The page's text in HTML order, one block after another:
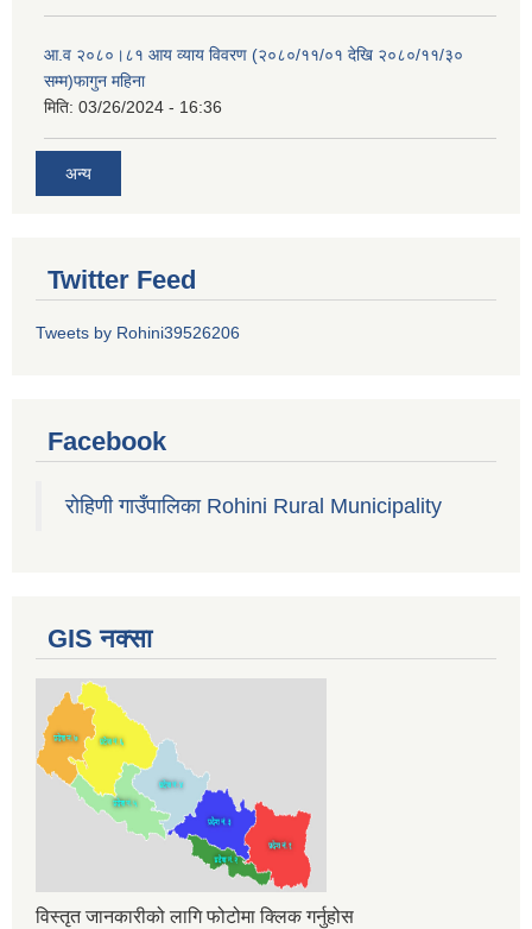
आ.व २०८०।८१ आय व्याय विवरण (२०८०/११/०१ देखि २०८०/११/३०
सम्म)फागुन महिना
मिति: 03/26/2024 - 16:36
अन्य
Twitter Feed
Tweets by Rohini39526206
Facebook
रोहिणी गाउँपालिका Rohini Rural Municipality
GIS नक्सा
विस्तृत जानकारीको लागि फोटोमा क्लिक गर्नुहोस